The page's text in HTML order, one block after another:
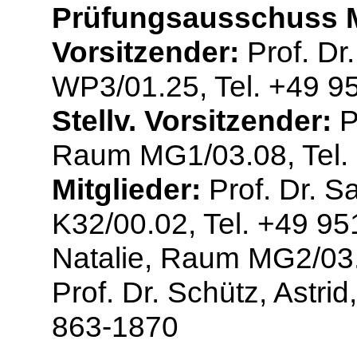
Prüfungsausschuss
Vorsitzender: Prof.
WP3/01.25, Tel. +49
Stellv. Vorsitzender:
Raum MG1/03.08,
Mitglieder: Prof. Dr.
K32/00.02, Tel. +49
Natalie, Raum MG2/
Prof. Dr. Schütz,
863-1870